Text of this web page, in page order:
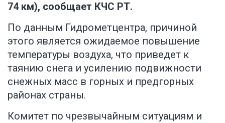
74 км), сообщает КЧС РТ.
По данным Гидрометцентра, причиной
этого является ожидаемое повышение
температуры воздуха, что приведет к
таянию снега и усилению подвижности
снежных масс в горных и предгорных
районах страны.
Комитет по чрезвычайным ситуациям и